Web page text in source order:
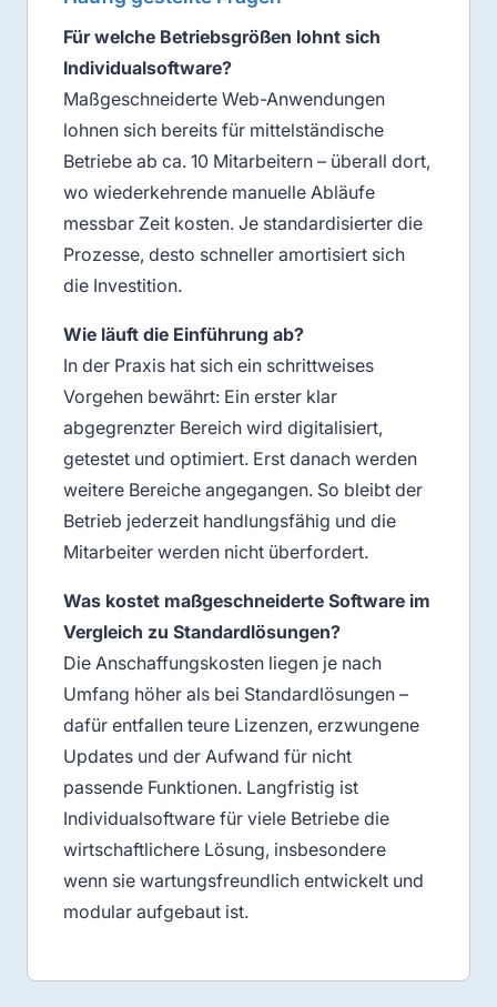
Für welche Betriebsgrößen lohnt sich
Individualsoftware?
Maßgeschneiderte Web-Anwendungen
lohnen sich bereits für mittelständische
Betriebe ab ca. 10 Mitarbeitern – überall dort,
wo wiederkehrende manuelle Abläufe
messbar Zeit kosten. Je standardisierter die
Prozesse, desto schneller amortisiert sich
die Investition.
Wie läuft die Einführung ab?
In der Praxis hat sich ein schrittweises
Vorgehen bewährt: Ein erster klar
abgegrenzter Bereich wird digitalisiert,
getestet und optimiert. Erst danach werden
weitere Bereiche angegangen. So bleibt der
Betrieb jederzeit handlungsfähig und die
Mitarbeiter werden nicht überfordert.
Was kostet maßgeschneiderte Software im
Vergleich zu Standardlösungen?
Die Anschaffungskosten liegen je nach
Umfang höher als bei Standardlösungen –
dafür entfallen teure Lizenzen, erzwungene
Updates und der Aufwand für nicht
passende Funktionen. Langfristig ist
Individualsoftware für viele Betriebe die
wirtschaftlichere Lösung, insbesondere
wenn sie wartungsfreundlich entwickelt und
modular aufgebaut ist.